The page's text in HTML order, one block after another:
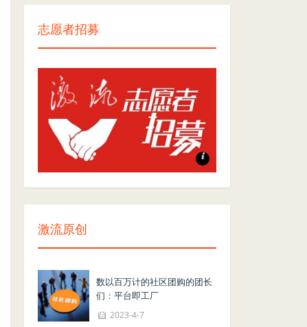
志愿者招募
志愿者招募
激流原创
数以百万计的社区团购的团长
们：平台即工厂
2023-4-7